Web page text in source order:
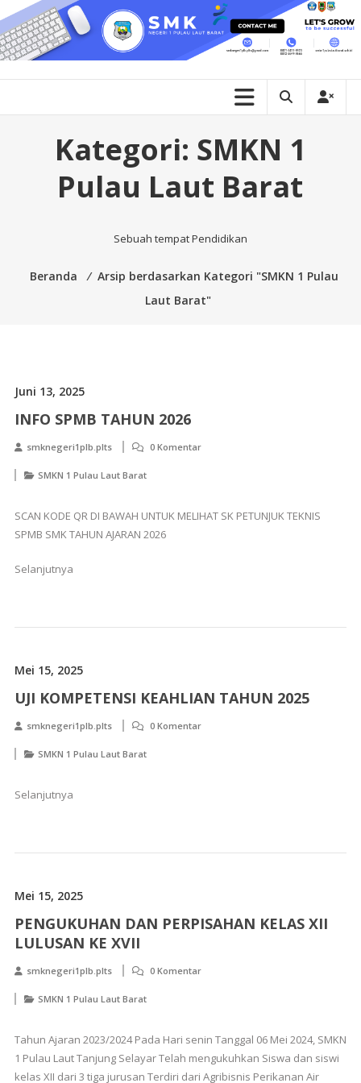
Lompat
ke
konten
SMKN
1
BARAT
Menjadikan
dan
Maha
Esa
Kategori: SMKN 1
Pulau Laut Barat
Sebuah tempat Pendidikan
Beranda ⁄ Arsip berdasarkan Kategori "SMKN 1 Pulau
Laut Barat"
Juni 13, 2025
INFO SPMB TAHUN 2026
smknegeri1plb.plts 0 Komentar
SMKN 1 Pulau Laut Barat
SCAN KODE QR DI BAWAH UNTUK MELIHAT SK PETUNJUK TEKNIS
SPMB SMK TAHUN AJARAN 2026
Selanjutnya
Mei 15, 2025
UJI KOMPETENSI KEAHLIAN TAHUN 2025
smknegeri1plb.plts 0 Komentar
SMKN 1 Pulau Laut Barat
Selanjutnya
Mei 15, 2025
PENGUKUHAN DAN PERPISAHAN KELAS XII
LULUSAN KE XVII
smknegeri1plb.plts 0 Komentar
SMKN 1 Pulau Laut Barat
Tahun Ajaran 2023/2024 Pada Hari senin Tanggal 06 Mei 2024, SMKN
1 Pulau Laut Tanjung Selayar Telah mengukuhkan Siswa dan siswi
kelas XII dari 3 tiga jurusan Terdiri dari Agribisnis Perikanan Air